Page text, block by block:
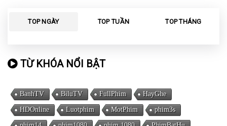
TOP NGÀY TOP TUẦN TOP THÁNG
TỪ KHÓA NỔI BẬT
BanhTV BiluTV FullPhim HayGhe
HDOnline Luotphim MotPhim phim3s